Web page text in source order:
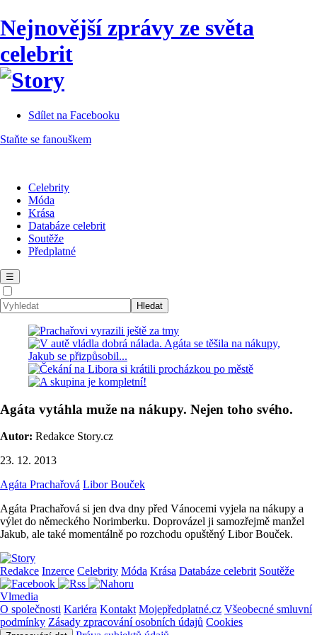
Nejnovější zprávy ze světa
celebrit
Sdílet na Facebooku
Staňte se fanouškem
Celebrity
Móda
Krása
Databáze celebrit
Soutěže
Předplatné
☰
Agáta vytáhla muže na nákupy. Nejen toho svého.
Autor: Redakce Story.cz
23. 12. 2013
Agáta Prachařová Libor Bouček
Agáta Prachařová si jen dva dny před Vánocemi vyjela na nákupy a
výlet do německého Norimberku. Doprovázel ji samozřejmě manžel
Jakub, ale také momentálně po rozchodu opuštěný Libor Bouček.
Redakce Inzerce Celebrity Móda Krása Databáze celebrit Soutěže
Vlmedia
O společnosti Kariéra Kontakt Mojepředplatné.cz Všeobecné smluvní
podmínky Zásady zpracování osobních údajů Cookies